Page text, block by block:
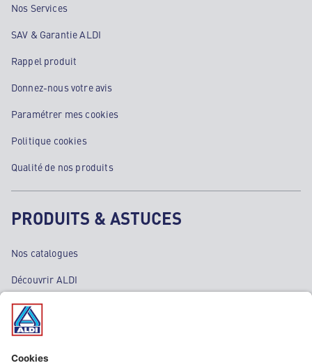
Nos Services
SAV & Garantie ALDI
Rappel produit
Donnez-nous votre avis
Paramétrer mes cookies
Politique cookies
Qualité de nos produits
PRODUITS & ASTUCES
Nos catalogues
Découvrir ALDI
Nos bons plans
Nos rayons
Nos marques